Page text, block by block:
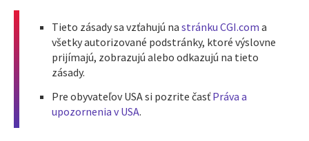
Tieto zásady sa vzťahujú na stránku CGI.com a
všetky autorizované podstránky, ktoré výslovne
prijímajú, zobrazujú alebo odkazujú na tieto
zásady.
Pre obyvateľov USA si pozrite časť Práva a
upozornenia v USA.